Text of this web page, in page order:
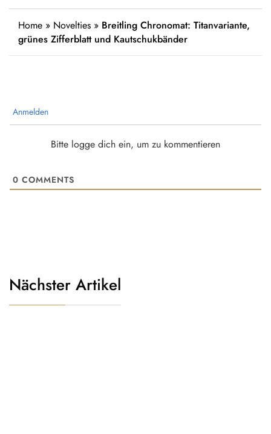
Home » Novelties » Breitling Chronomat: Titanvariante,
grünes Zifferblatt und Kautschukbänder
Anmelden
Bitte logge dich ein, um zu kommentieren
0 COMMENTS
Nächster Artikel